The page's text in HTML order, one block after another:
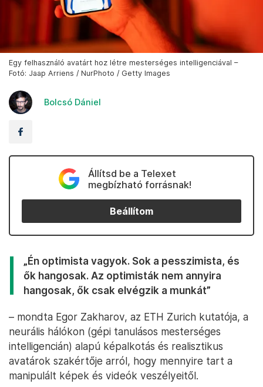
Egy felhasználó avatárt hoz létre mesterséges intelligenciával –
Fotó: Jaap Arriens / NurPhoto / Getty Images
Bolcsó Dániel
Állítsd be a Telexet
megbízható forrásnak!
Beállítom
„Én optimista vagyok. Sok a pesszimista, és
ők hangosak. Az optimisták nem annyira
hangosak, ők csak elvégzik a munkát”
– mondta Egor Zakharov, az ETH Zurich kutatója, a
neurális hálókon (gépi tanulásos mesterséges
intelligencián) alapú képalkotás és realisztikus
avatárok szakértője arról, hogy mennyire tart a
manipulált képek és videók veszélyeitől.